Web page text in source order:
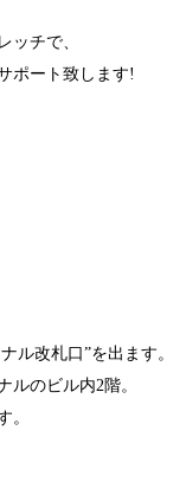
ッチで、
ポート致します!
ル改札口”を出ます。
ルのビル内2階。
。